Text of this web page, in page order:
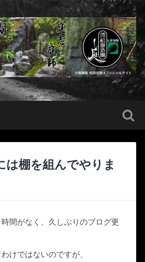
は棚を組んでやりま
間がなく、久しぶりのブログ更
けではないのですが、